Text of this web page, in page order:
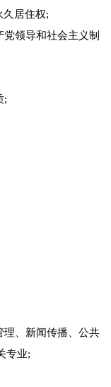
久居住权;
领导和社会主义制
;
理、新闻传播、公共
专业;